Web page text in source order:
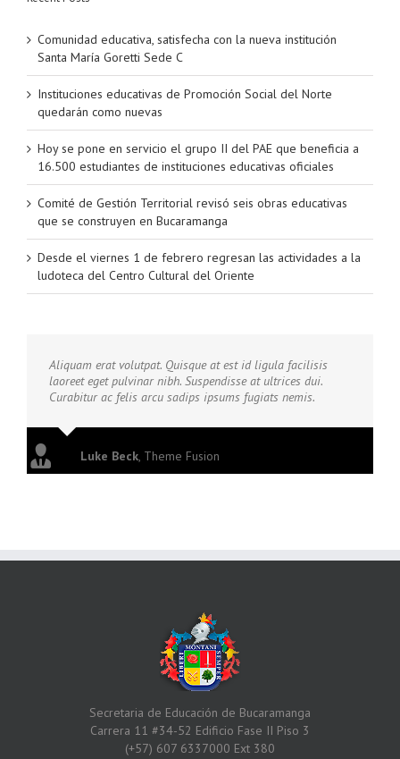
Comunidad educativa, satisfecha con la nueva institución
Santa María Goretti Sede C
Instituciones educativas de Promoción Social del Norte
quedarán como nuevas
Hoy se pone en servicio el grupo II del PAE que beneficia a
16.500 estudiantes de instituciones educativas oficiales
Comité de Gestión Territorial revisó seis obras educativas
que se construyen en Bucaramanga
Desde el viernes 1 de febrero regresan las actividades a la
ludoteca del Centro Cultural del Oriente
Aliquam erat volutpat. Quisque at est id ligula facilisis
laoreet eget pulvinar nibh. Suspendisse at ultrices dui.
Curabitur ac felis arcu sadips ipsums fugiats nemis.
Luke Beck, Theme Fusion
Secretaria de Educación de Bucaramanga
Carrera 11 #34-52 Edificio Fase II Piso 3
(+57) 607 6337000 Ext 380